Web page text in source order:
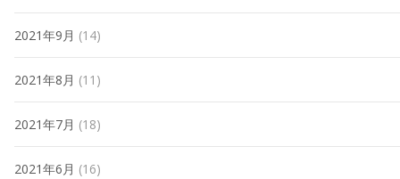
2021年9月 (14)
2021年8月 (11)
2021年7月 (18)
2021年6月 (16)